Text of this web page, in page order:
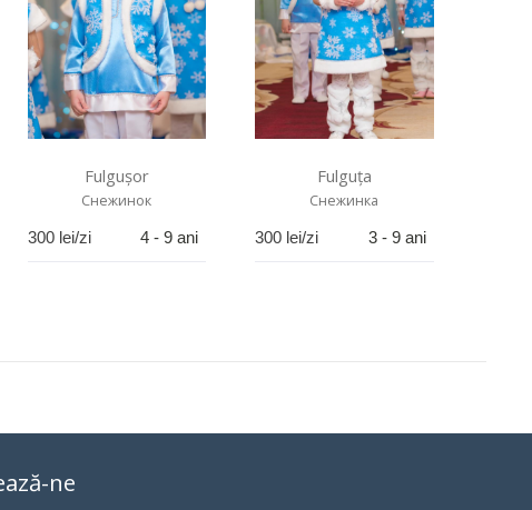
Fulgușor
Cнежинок
300lei/zi 4 - 9 ani
Fulguța
Снежинка
300 lei/zi 3 - 9 ani
ne